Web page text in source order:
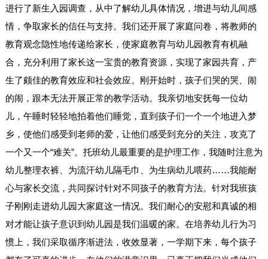
进行了新生入园调查，从中了解幼儿具体情况，增进与幼儿间感
情，争取家长的信任与支持。我们还开展了家庭问卷，将教师的
教育观念隐性地传递给家长，使家庭教育与幼儿园教育有机融
合，充分利用了家长这一宝贵的教育资源，实现了家园共育，产
生了颇佳的教育效应和社会效应。刚开始时，孩子们哭的哭、闹
的闹，跟本无法开展正常的教学活动。我亲切地安抚每一位幼
儿，午睡时轻轻地拍着他们睡觉，直到孩子们一个一个地进入梦
乡，使他们感受到老师的爱，让他们感受到充分的关注，攻克了
一个又一个“难关”。托班幼儿最重要的是护理工作，我随时注意为
幼儿整理衣裤、为流汗幼儿隔毛巾、为生病幼儿喂药……我能耐
心与家长交流，共同探讨针对不同孩子的教育方法。针对我班孩
子刚刚走进幼儿园大家庭这一情况。我们耐心的安慰和真诚的相
对才能让孩子意识到幼儿园是我们温暖的家。在培养幼儿行为习
惯上，我们采取循序渐进法，收效显著，一学期下来，每个孩子